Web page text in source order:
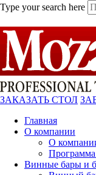
Type your search here
ЗАКАЗАТЬ СТОЛ
Главная
О компании
О
Программа
Винные бары и